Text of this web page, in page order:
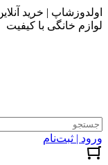
اولدوزشاپ | خرید
لوازم خانگی با کیفیت
ورود | ثبت‌نام